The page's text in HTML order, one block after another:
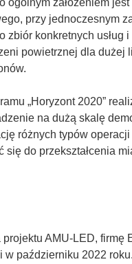
założeniem
przy jednoczesnym
zbiór konkretnych
powietrznej dla dużej
„Horyzont 2020”
na dużą skalę
różnych typów
do przekształcenia
AMU-LED,
październiku 2022